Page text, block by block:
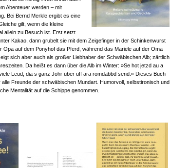
Abenteuer werden – mit
Bei Bernd Merkle ergibt es eine
gilt, wenn die kleine
allein zu Besuch ist. Erst setzt
Kakao, dann grubelt sie mit dem Zeigefinger in der Schinkenwurst
Opa auf dem Ponyhof das Pferd, während das Mariele auf der Oma
sich aber auch als großer Liebhaber der Schwäbischen Alb; zärtlich
Da heißt es dann über die Alb im Winter: »Se hot jetzd au a
Leud, dia s ganz Johr über uff ara romdabbd send.« Dieses Buch
Freunde der schwäbischen Mundart. Humorvoll, selbstironisch und
Mentalität auf die Schippe genommen.